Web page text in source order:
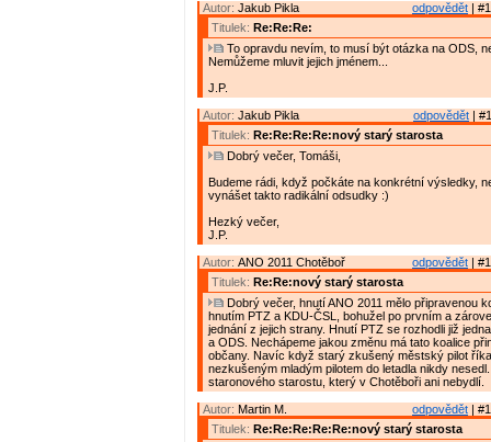
odpovědět |
Autor: Jakub Pikla
Titulek: Re:Re:Re:
To opravdu nevím, to musí být otázka na ODS,
Nemůžeme mluvit jejich jménem...
J.P.
odpovědět |
Autor: Jakub Pikla
Titulek: Re:Re:Re:Re:nový starý starosta
Dobrý večer, Tomáši,
Budeme rádi, když počkáte na konkrétní výsledky,
vynášet takto radikální odsudky :)
Hezký večer,
J.P.
odpovědět |
Autor: ANO 2011 Chotěboř
Titulek: Re:Re:nový starý starosta
Dobrý večer, hnutí ANO 2011 mělo připravenou
hnutím PTZ a KDU-ČSL, bohužel po prvním a
jednání z jejich strany. Hnutí PTZ se rozhodli již
a ODS. Nechápeme jakou změnu má tato koalice
občany. Navíc když starý zkušený městský pilot
nezkušeným mladým pilotem do letadla nikdy
staronového starostu, který v Chotěboři ani nebydlí.
odpovědět |
Autor: Martin M.
Titulek: Re:Re:Re:Re:Re:nový starý starosta